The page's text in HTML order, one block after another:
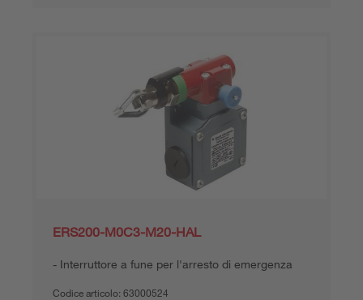
ERS200-M0C3-M20-HAL
Interruttore a fune per l'arresto di emergenza
Codice articolo: 63000524